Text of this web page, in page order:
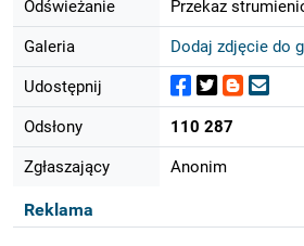
Odświeżanie Przekaz
Galeria Dodaj zdjęcie do
Udostępnij
Odsłony 110 287
Zgłaszający Anonim
Reklama